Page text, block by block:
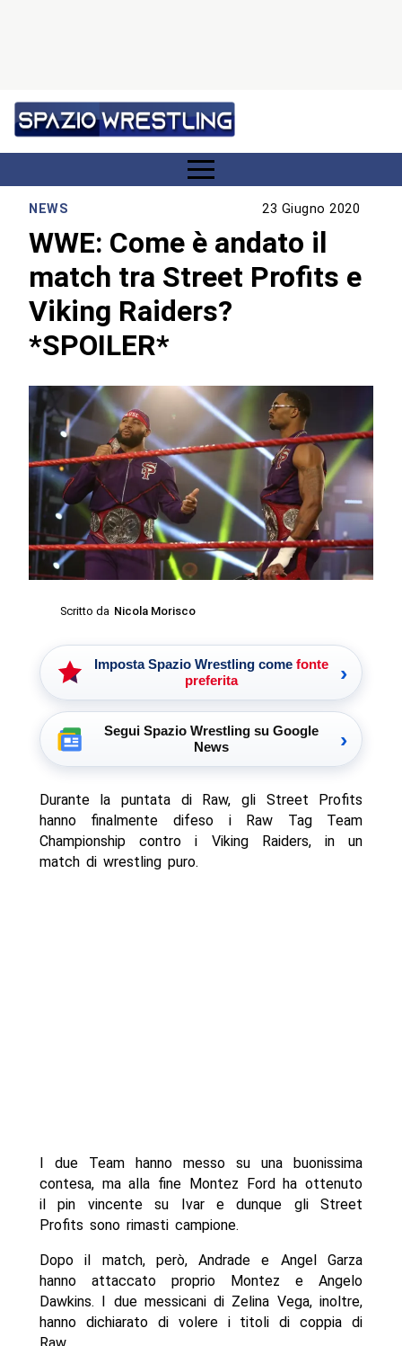
NEWS 23 Giugno 2020
WWE: Come è andato il
match tra Street Profits e
Viking Raiders?
*SPOILER*
Scritto da Nicola Morisco
Imposta Spazio Wrestling come fonte
preferita
›
Segui Spazio Wrestling su Google
News
›
Durante la puntata di Raw, gli Street Profits
hanno finalmente difeso i Raw Tag Team
Championship contro i Viking Raiders, in un
match di wrestling puro.
I due Team hanno messo su una buonissima
contesa, ma alla fine Montez Ford ha ottenuto
il pin vincente su Ivar e dunque gli Street
Profits sono rimasti campione.
Dopo il match, però, Andrade e Angel Garza
hanno attaccato proprio Montez e Angelo
Dawkins. I due messicani di Zelina Vega, inoltre,
hanno dichiarato di volere i titoli di coppia di